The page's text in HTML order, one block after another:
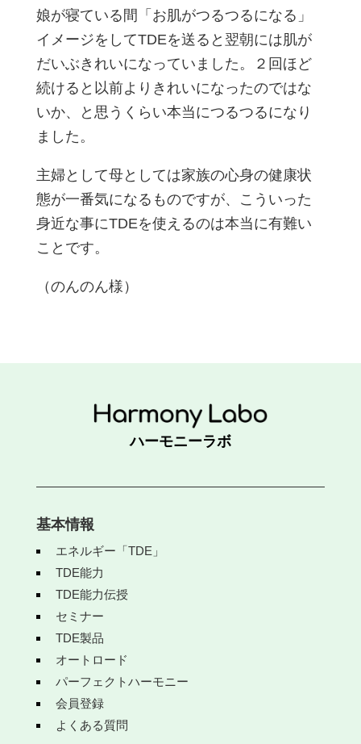
娘が寝ている間「お肌がつるつるになる」
イメージをしてTDEを送ると翌朝には肌が
だいぶきれいになっていました。２回ほど
続けると以前よりきれいになったのではな
いか、と思うくらい本当につるつるになり
ました。
主婦として母としては家族の心身の健康状
態が一番気になるものですが、こういった
身近な事にTDEを使えるのは本当に有難い
ことです。
（のんのん様）
ハーモニーラボ
基本情報
エネルギー「TDE」
TDE能力
TDE能力伝授
セミナー
TDE製品
オートロード
パーフェクトハーモニー
会員登録
よくある質問